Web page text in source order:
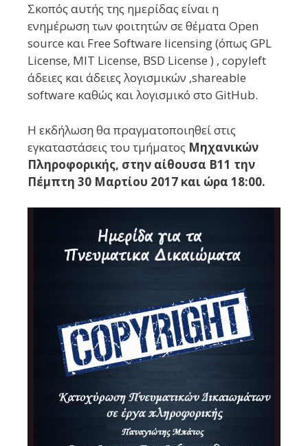
Σκοπός αυτής της ημερίδας είναι η
ενημέρωση των φοιτητών σε θέματα Open
source και Free Software licensing (όπως GPL
License, MIT License, BSD License ) , copyleft
άδειες και άδειες λογισμικών ,shareable
software καθώς και λογισμικό στο GitHub.
Η εκδήλωση θα πραγματοποιηθεί στις
εγκαταστάσεις του τμήματος Μηχανικών
Πληροφορικής, στην αίθουσα Β11 την
Πέμπτη 30 Μαρτίου 2017 και ώρα 18:00.